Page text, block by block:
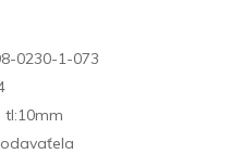
0230-1-073
tl:10mm